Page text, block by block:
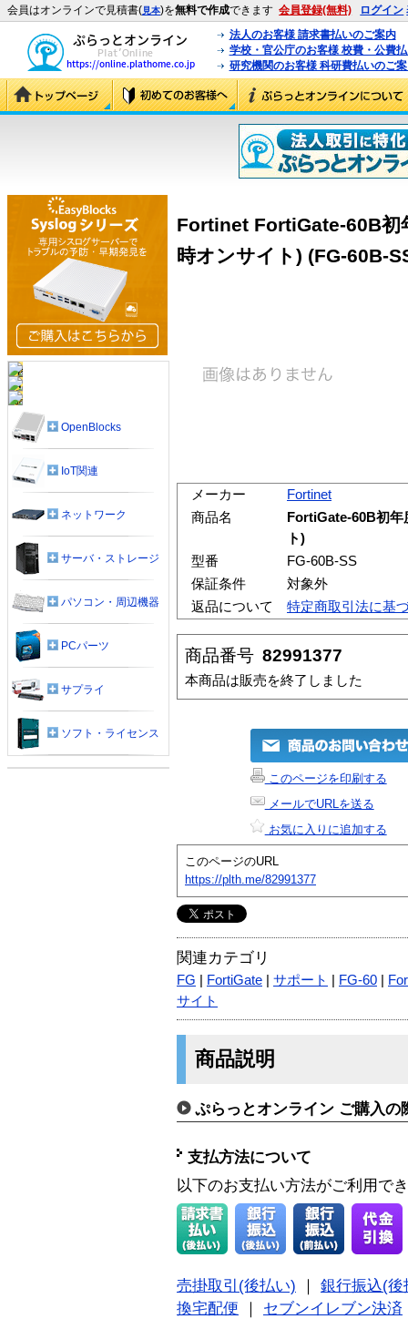
会員はオンラインで見積書(見本)を無料で作成できます 会員登録(無料) ログイン
法人のお客様 請求書払いのご案内
学校・官公庁のお客様 校費・公費
研究機関のお客様 科研費払いのご
Fortinet FortiGate-60B初
時オンサイト) (FG-60B-
メーカー
Fortinet
商品名
FortiGate-60B初
ト)
型番
FG-60B-SS
保証条件
対象外
返品について
特定商取引法に基
商品番号 82991377
本商品は販売を終了しました
このページを印刷する
メールでURLを送る
お気に入りに追加する
このページのURL
https://plth.me/82991377
関連カテゴリ
FG FortiGate サポート FG-60
サイト
商品説明
ぷらっとオンライン ご購入の
支払方法について
以下のお支払い方法がご利用で
売掛取引(後払い)
銀行振込(後
換宅配便
セブンイレブン決済
OpenBlocks
IoT関連
ネットワーク
サーバ・ストレージ
パソコン・周辺機器
PCパーツ
サプライ
ソフト・ライセンス